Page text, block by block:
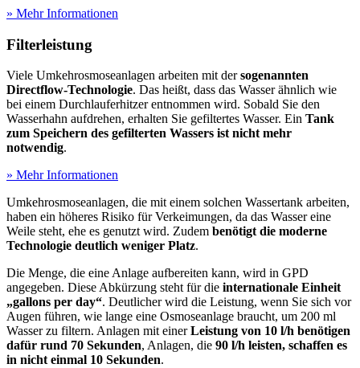
» Mehr Informationen
Filterleistung
Viele Umkehrosmoseanlagen arbeiten mit dersogenannten
Directflow-Technologie. Das heißt, dass das Wasser ähnlich wie
bei einem Durchlauferhitzer entnommen wird. Sobald Sie den
Wasserhahn aufdrehen, erhalten Sie gefiltertes Wasser. Ein Tank
zum Speichern des gefilterten Wassers ist nicht mehr
notwendig.
» Mehr Informationen
Umkehrosmoseanlagen, die mit einem solchen Wassertank arbeiten,
haben ein höheres Risiko für Verkeimungen, da das Wasser eine
Weile steht, ehe es genutzt wird. Zudem benötigt die moderne
Technologie deutlich weniger Platz.
Die Menge, die eine Anlage aufbereiten kann, wird in GPD
angegeben. Diese Abkürzung steht für die internationale Einheit
„gallons per day“. Deutlicher wird die Leistung, wenn Sie sich vor
Augen führen, wie lange eine Osmoseanlage braucht, um 200 ml
Wasser zu filtern. Anlagen mit einerLeistung von 10 l/h benötigen
dafür rund 70 Sekunden, Anlagen, die 90 l/h leisten, schaffen es
in nicht einmal 10 Sekunden.